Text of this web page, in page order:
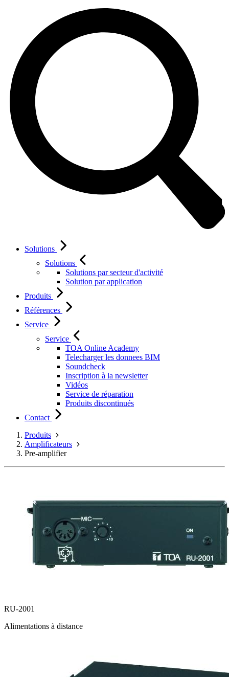
Solutions
Solutions
Solutions par secteur d'activité
Solution par application
Produits
Références
Service
Service
TOA Online Academy
Telecharger les donnees BIM
Soundcheck
Inscription à la newsletter
Vidéos
Service de réparation
Produits discontinués
Contact
Produits
Amplificateurs
Pre-amplifier
RU-2001
Alimentations à distance